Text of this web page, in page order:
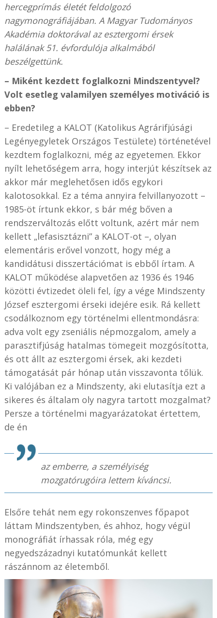
hercegprímás életét feldolgozó
nagymonográfiájában. A Magyar Tudományos
Akadémia doktorával az esztergomi érsek
halálának 51. évfordulója alkalmából
beszélgettünk.
– Miként kezdett foglalkozni Mindszentyvel?
Volt esetleg valamilyen személyes motiváció is
ebben?
– Eredetileg a KALOT (Katolikus Agrárifjúsági
Legényegyletek Országos Testülete) történetével
kezdtem foglalkozni, még az egyetemen. Ekkor
nyílt lehetőségem arra, hogy interjút készítsek az
akkor már meglehetősen idős egykori
kalotosokkal. Ez a téma annyira felvillanyozott –
1985-öt írtunk ekkor, s bár még bőven a
rendszerváltozás előtt voltunk, azért már nem
kellett „lefasisztázni” a KALOT-ot –, olyan
elementáris erővel vonzott, hogy még a
kandidátusi disszertációmat is ebből írtam. A
KALOT működése alapvetően az 1936 és 1946
közötti évtizedet öleli fel, így a vége Mindszenty
József esztergomi érseki idejére esik. Rá kellett
csodálkoznom egy történelmi ellentmondásra:
adva volt egy zseniális népmozgalom, amely a
parasztifjúság hatalmas tömegeit mozgósította,
és ott állt az esztergomi érsek, aki kezdeti
támogatását pár hónap után visszavonta tőlük.
Ki valójában ez a Mindszenty, aki elutasítja ezt a
sikeres és általam oly nagyra tartott mozgalmat?
Persze a történelmi magyarázatokat értettem,
de én
az emberre, a személyiség
mozgatórugóira lettem kíváncsi.
Elsőre tehát nem egy rokonszenves főpapot
láttam Mindszentyben, és ahhoz, hogy végül
monográfiát írhassak róla, még egy
negyedszázadnyi kutatómunkát kellett
rászánnom az életemből.